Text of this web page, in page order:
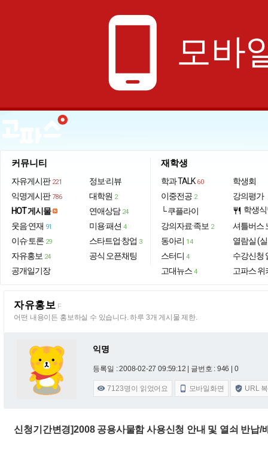
phone_android 모바
커뮤니티
자유게시판 221
익명게시판 786
HOT 게시물
웃음·연재 91
이슈·토론 29
자유홍보 24
공개일기장
정보·리뷰
대학원 2
연애상담 24
미용·패션 4
스타트업·창업 3
공식 오픈채팅
재학생
학과 TALK 60
이중전공 2
└ 쿠플라이
강의자료·족보 2
동아리 14
스터디 4
고대뉴스 4
학생회
강의평가
restaurant 학생
셔틀버스
열람실 (
수강신청
고파스 위
자유홍보 F
어떤 내용이든 홍보하실 수 있습니다. 하루 3개 게시물 제한.
익명
등록일 : 2008-02-27 09:59:12 | 글번호 : 946 | 0
 7123명이 읽었어요  모바일화면  URL
신청기간변경]2008 공용사물함 사용신청 안내 및 열쇠 반납/